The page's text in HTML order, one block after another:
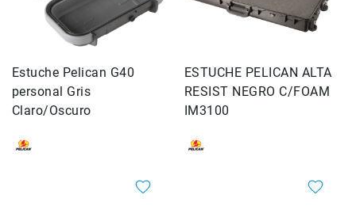
SONY
FOTOGRAFIA
Cámaras
Flashes
Speedlite
Estuche Pelican G40
personal Gris
Claro/Oscuro
ESTUCHE PELICAN ALTA
RESIST NEGRO C/FOAM
IM3100